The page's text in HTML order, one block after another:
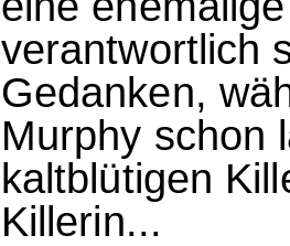
verantwortlich
Gedanken,
Murphy schon
kaltblütigen
Killerin...